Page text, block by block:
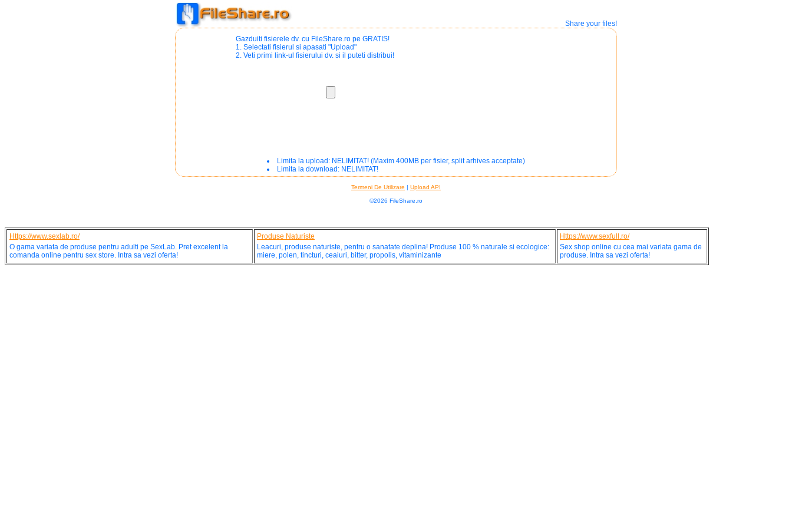
Share your files!
Gazduiti fisierele dv. cu FileShare.ro pe GRATIS!
1. Selectati fisierul si apasati "Upload"
2. Veti primi link-ul fisierului dv. si il puteti distribui!
Limita la upload: NELIMITAT! (Maxim 400MB per fisier, split arhives acceptate)
Limita la download: NELIMITAT!
Termeni De Utilizare | Upload API
©2026 FileShare.ro
Https://www.sexlab.ro/
O gama variata de produse pentru adulti pe SexLab. Pret excelent la
comanda online pentru sex store. Intra sa vezi oferta!
Produse Naturiste
Leacuri, produse naturiste, pentru o sanatate deplina! Produse 100 % naturale si ecologice:
miere, polen, tincturi, ceaiuri, bitter, propolis, vitaminizante
Https://www.sexfull.ro/
Sex shop online cu cea mai variata gama de
produse. Intra sa vezi oferta!